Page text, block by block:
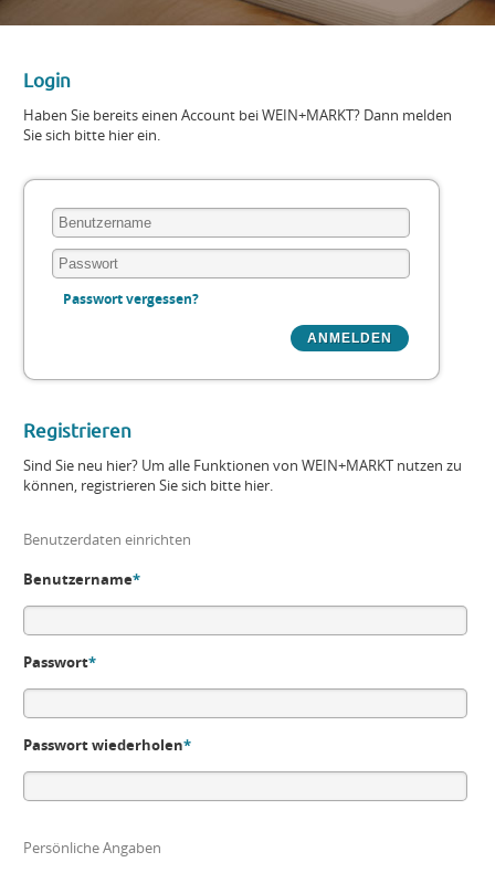
Login
Haben Sie bereits einen Account bei WEIN+MARKT? Dann melden
Sie sich bitte hier ein.
Passwort vergessen?
Registrieren
Sind Sie neu hier? Um alle Funktionen von WEIN+MARKT nutzen zu
können, registrieren Sie sich bitte hier.
Benutzerdaten einrichten
Benutzername*
Passwort*
Passwort wiederholen*
Persönliche Angaben